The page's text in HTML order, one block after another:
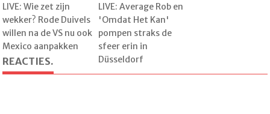
LIVE: Wie zet zijn
wekker? Rode Duivels
willen na de VS nu ook
Mexico aanpakken
LIVE: Average Rob en
'Omdat Het Kan'
pompen straks de
sfeer erin in
Düsseldorf
REACTIES.